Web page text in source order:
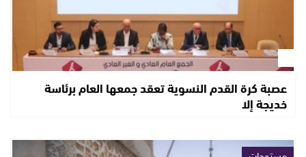
عصبة كرة القدم النسوية تعقد جمعها العام برئاسة
خديجة إلا